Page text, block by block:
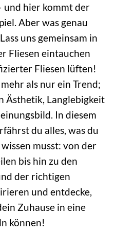
und hier kommt der
Aber was genau
uns gemeinsam in
Fliesen eintauchen
Fliesen lüften!
als nur ein Trend;
Ästhetik, Langlebigkeit
In diesem
du alles, was du
musst: von der
bis hin zu den
der richtigen
und entdecke,
Zuhause in eine
können!